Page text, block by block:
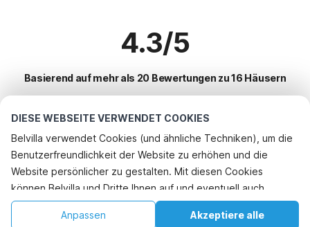
DIESE WEBSEITE VERWENDET COOKIES
Belvilla verwendet Cookies (und ähnliche Techniken), um die
Benutzerfreundlichkeit der Website zu erhöhen und die
Website persönlicher zu gestalten. Mit diesen Cookies
können Belvilla und Dritte Ihnen auf und eventuell auch
außerhalb unserer Website folgen, um Werbung Ihren
Interessen anzupassen und das Teilen von Informationen über
Akzeptiere alle
Anpassen
4.3/5
Basierend auf mehr als 20 Bewertungen zu 16 Häusern
Beliebteste Reiseziele für Urlaub
Top-Städte mit Top-Annehmlichkeiten für den Urlaub
Ferienhaus mit Garten chalabre
Beliebte Ausstattungen für Urlaub in Chalabre
Ferienhaus mit Garten
Beliebte Städte für den Urlaub in Prag-und-umgebung